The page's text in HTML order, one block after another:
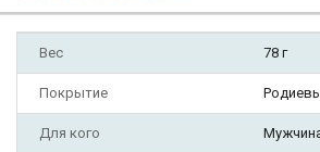
Вес 78 г
Покрытие
Для кого